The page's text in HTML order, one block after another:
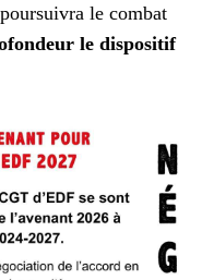
le combat
le dispositif